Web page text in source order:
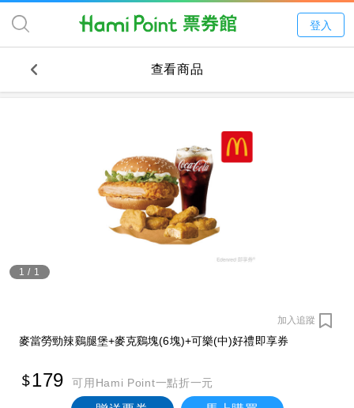
登入
查看商品
1 / 1
加入追蹤
麥當勞勁辣鷄腿堡+麥克鷄塊(6塊)+可樂(中)好禮即享券
179 可用Hami Point一點折一元